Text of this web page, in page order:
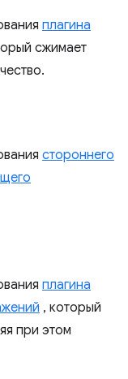
плагина
сжимает
стороннего
плагина
, который
при этом